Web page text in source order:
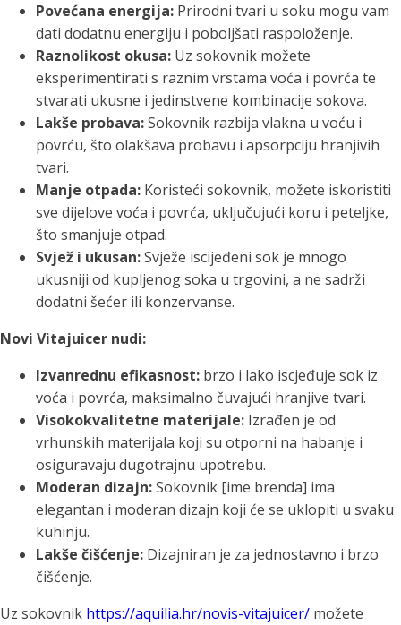
Povećana energija: Prirodni tvari u soku mogu vam
dati dodatnu energiju i poboljšati raspoloženje.
Raznolikost okusa: Uz sokovnik možete
eksperimentirati s raznim vrstama voća i povrća te
stvarati ukusne i jedinstvene kombinacije sokova.
Lakše probava:Sokovnik razbija vlakna u voću i
povrću, što olakšava probavu i apsorpciju hranjivih
tvari.
Manje otpada: Koristeći sokovnik, možete iskoristiti
sve dijelove voća i povrća, uključujući koru i peteljke,
što smanjuje otpad.
Svjež i ukusan:Svježe iscijeđeni sok je mnogo
ukusniji od kupljenog soka u trgovini, a ne sadrži
dodatni šećer ili konzervanse.
Novi Vitajuicer nudi:
Izvanrednu efikasnost: brzo i lako iscjeđuje sok iz
voća i povrća, maksimalno čuvajući hranjive tvari.
Visokokvalitetne materijale: Izrađen je od
vrhunskih materijala koji su otporni na habanje i
osiguravaju dugotrajnu upotrebu.
Moderan dizajn:Sokovnik [ime brenda] ima
elegantan i moderan dizajn koji će se uklopiti u svaku
kuhinju.
Lakše čišćenje: Dizajniran je za jednostavno i brzo
čišćenje.
Uz sokovnik https://aquilia.hr/novis-vitajuicer/ možete